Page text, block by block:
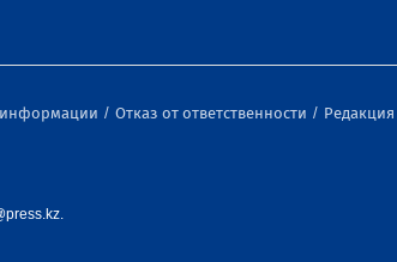
информации Отказ от ответственности Редакция